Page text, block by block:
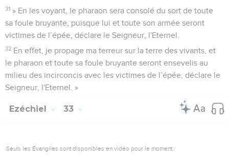
31 » En les voyant, le pharaon sera consolé du sort de toute
sa foule bruyante, puisque lui et toute son armée seront
victimes de l’épée, déclare le Seigneur, l'Eternel.
32 En effet, je propage ma terreur sur la terre des vivants, et
le pharaon et toute sa foule bruyante seront ensevelis au
milieu des incirconcis avec les victimes de l’épée, déclare le
Seigneur, l'Eternel. »
Ezéchiel 33
Seuls les Évangiles sont disponibles en vidéo pour le moment.